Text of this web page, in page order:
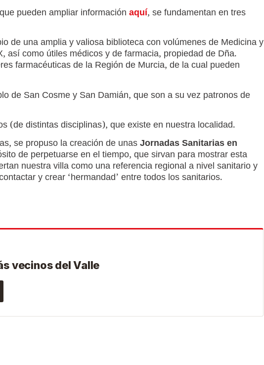
pueden ampliar información aquí, se fundamentan en tres
de una amplia y valiosa biblioteca con volúmenes de Medicina y
así como útiles médicos y de farmacia, propiedad de Dña.
farmacéuticas de la Región de Murcia, de la cual pueden
de San Cosme y San Damián, que son a su vez patronos de
(de distintas disciplinas), que existe en nuestra localidad.
se propuso la creación de unasJornadas Sanitarias en
de perpetuarse en el tiempo, que sirvan para mostrar esta
nuestra villa como una referencia regional a nivel sanitario y
y crear ‘hermandad’ entre todos los sanitarios.
vecinos del Valle